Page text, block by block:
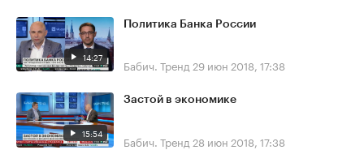
14:27
Политика Банка России
Бабич. Тренд 29 июн 2018, 17:38
15:54
Застой в экономике
Бабич. Тренд 28 июн 2018, 17:38